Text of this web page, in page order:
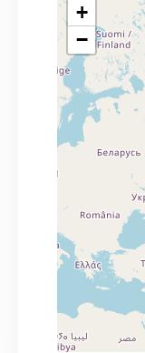
+
−